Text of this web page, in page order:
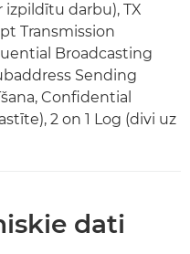
darbu), TX
Transmission
Broadcasting
Sending
Confidential
2 on 1 Log (divi uz
dati